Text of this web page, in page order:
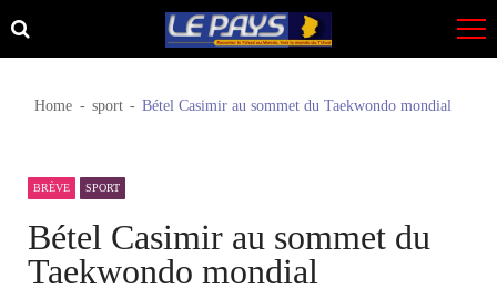
Skip
to
Skip
to
Home sport Bétel Casimir au sommet du Taekwondo mondial
BRÈVE SPORT
Bétel Casimir au sommet du
Taekwondo mondial